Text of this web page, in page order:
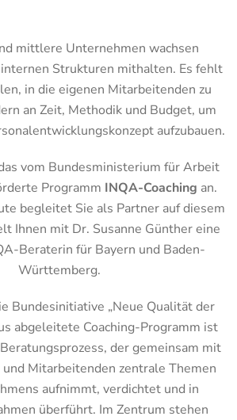
mittlere Unternehmen wachsen
Strukturen mithalten. Es fehlt
in die eigenen Mitarbeitenden zu
an Zeit, Methodik und Budget, um
aufzubauen.
vom Bundesministerium für Arbeit
Programm INQA-Coaching an.
begleitet Sie als Partner auf diesem
Ihnen mit Dr. Susanne Günther eine
Beraterin für Bayern und Baden-
Württemberg.
Bundesinitiative „Neue Qualität der
abgeleitete Coaching-Programm ist
der gemeinsam mit
Mitarbeitenden zentrale Themen
aufnimmt, verdichtet und in
überführt. Im Zentrum stehen